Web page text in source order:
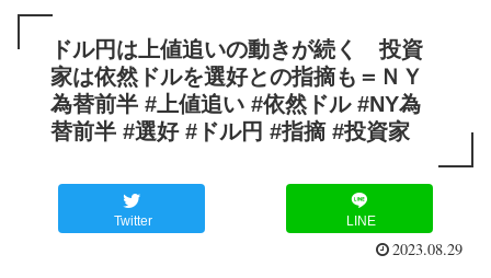
ドル円は上値追いの動きが続く 投資
家は依然ドルを選好との指摘も＝ＮＹ
為替前半 #上値追い #依然ドル #NY為
替前半 #選好 #ドル円 #指摘 #投資家
Twitter LINE
2023.08.29